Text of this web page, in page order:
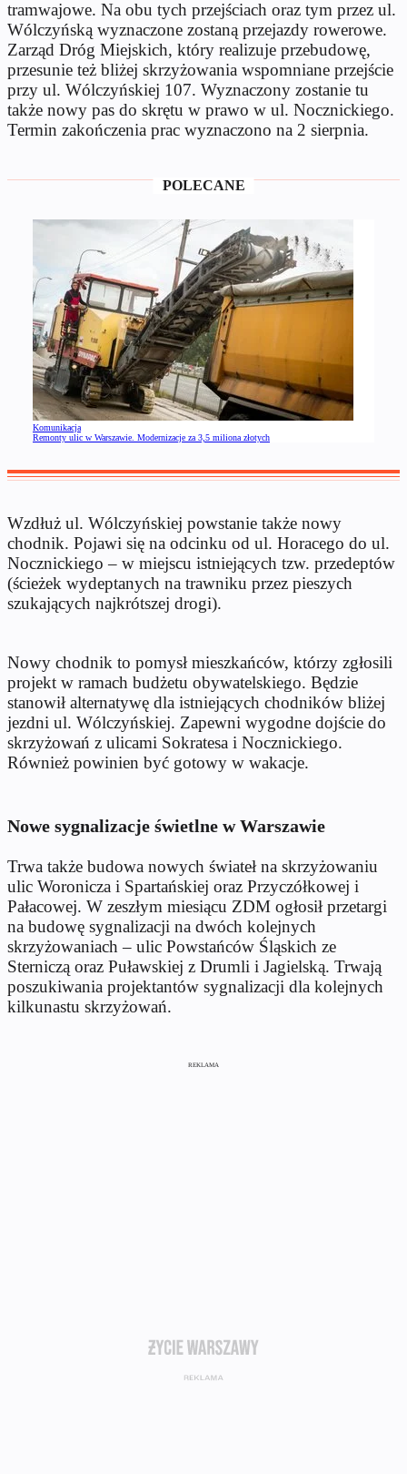
tramwajowe. Na obu tych przejściach oraz tym przez ul.
Wólczyńską wyznaczone zostaną przejazdy rowerowe.
Zarząd Dróg Miejskich, który realizuje przebudowę,
przesunie też bliżej skrzyżowania wspomniane przejście
przy ul. Wólczyńskiej 107. Wyznaczony zostanie tu
także nowy pas do skrętu w prawo w ul. Nocznickiego.
Termin zakończenia prac wyznaczono na 2 sierpnia.
POLECANE
Komunikacja
Remonty ulic w Warszawie. Modernizacje za 3,5 miliona złotych
Wzdłuż ul. Wólczyńskiej powstanie także nowy
chodnik. Pojawi się na odcinku od ul. Horacego do ul.
Nocznickiego – w miejscu istniejących tzw. przedeptów
(ścieżek wydeptanych na trawniku przez pieszych
szukających najkrótszej drogi).
Nowy chodnik to pomysł mieszkańców, którzy zgłosili
projekt w ramach budżetu obywatelskiego. Będzie
stanowił alternatywę dla istniejących chodników bliżej
jezdni ul. Wólczyńskiej. Zapewni wygodne dojście do
skrzyżowań z ulicami Sokratesa i Nocznickiego.
Również powinien być gotowy w wakacje.
Nowe sygnalizacje świetlne w Warszawie
Trwa także budowa nowych świateł na skrzyżowaniu
ulic Woronicza i Spartańskiej oraz Przyczółkowej i
Pałacowej. W zeszłym miesiącu ZDM ogłosił przetargi
na budowę sygnalizacji na dwóch kolejnych
skrzyżowaniach – ulic Powstańców Śląskich ze
Sterniczą oraz Puławskiej z Drumli i Jagielską. Trwają
poszukiwania projektantów sygnalizacji dla kolejnych
kilkunastu skrzyżowań.
REKLAMA